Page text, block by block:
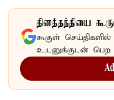
தினத்தந்தியை
கூகுள்
உடனுக்குடன் பெற